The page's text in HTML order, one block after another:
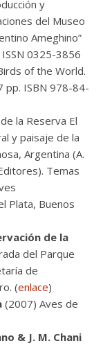
y
del Museo
Ameghino”
0325-3856
of the World.
pp. ISBN 978-84-
la Reserva El
y paisaje de la
Argentina (A.
Temas
Plata, Buenos
de la
del Parque
de
(enlace)
(2007) Aves de
& J. M. Chani